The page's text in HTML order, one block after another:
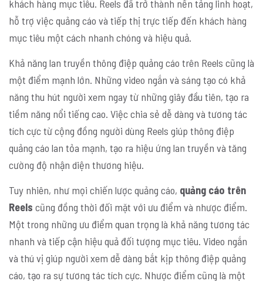
khách hàng mục tiêu. Reels đã trở thành nền tảng linh hoạt,
hỗ trợ việc quảng cáo và tiếp thị trực tiếp đến khách hàng
mục tiêu một cách nhanh chóng và hiệu quả.
Khả năng lan truyền thông điệp quảng cáo trên Reels cũng là
một điểm mạnh lớn. Những video ngắn và sáng tạo có khả
năng thu hút người xem ngay từ những giây đầu tiên, tạo ra
tiềm năng nổi tiếng cao. Việc chia sẻ dễ dàng và tương tác
tích cực từ cộng đồng người dùng Reels giúp thông điệp
quảng cáo lan tỏa mạnh, tạo ra hiệu ứng lan truyền và tăng
cường độ nhận diện thương hiệu.
Tuy nhiên, như mọi chiến lược quảng cáo, quảng cáo trên
Reels cũng đồng thời đối mặt với ưu điểm và nhược điểm.
Một trong những ưu điểm quan trọng là khả năng tương tác
nhanh và tiếp cận hiệu quả đối tượng mục tiêu. Video ngắn
và thú vị giúp người xem dễ dàng bắt kịp thông điệp quảng
cáo, tạo ra sự tương tác tích cực. Nhược điểm cũng là một